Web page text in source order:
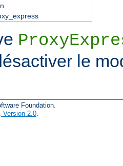
le
Foundation.
Version 2.0.